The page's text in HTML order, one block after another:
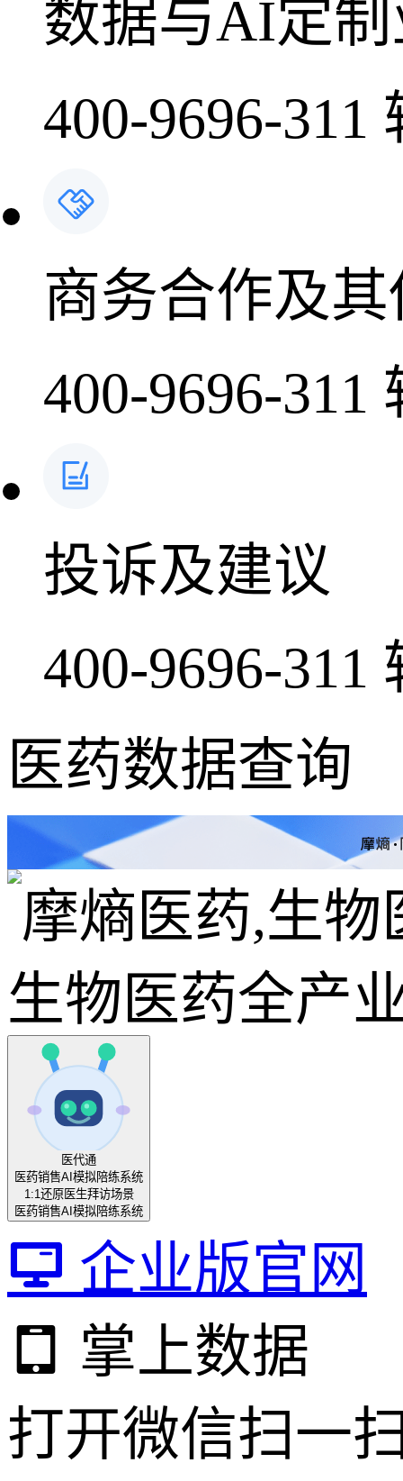
数据与AI定
400-9696-311
商务合作及
400-9696-311
投诉及建议
400-9696-311
医药数据查询
生物医药全产
医代通
医药销售AI模拟陪练系统
1:1还原医生拜访场景
医药销售AI模拟陪练系统
企业版官网
掌上数据
打开微信扫一